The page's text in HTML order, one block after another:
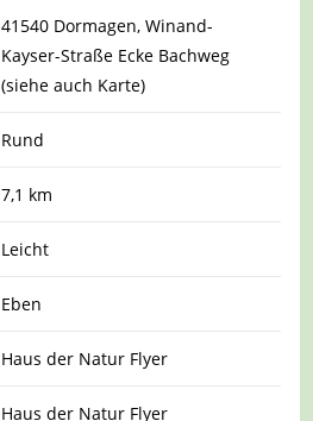
41540 Dormagen, Winand-
Kayser-Straße Ecke Bachweg
(siehe auch Karte)
Rund
7,1 km
Leicht
Eben
Haus der Natur Flyer
Haus der Natur Flyer